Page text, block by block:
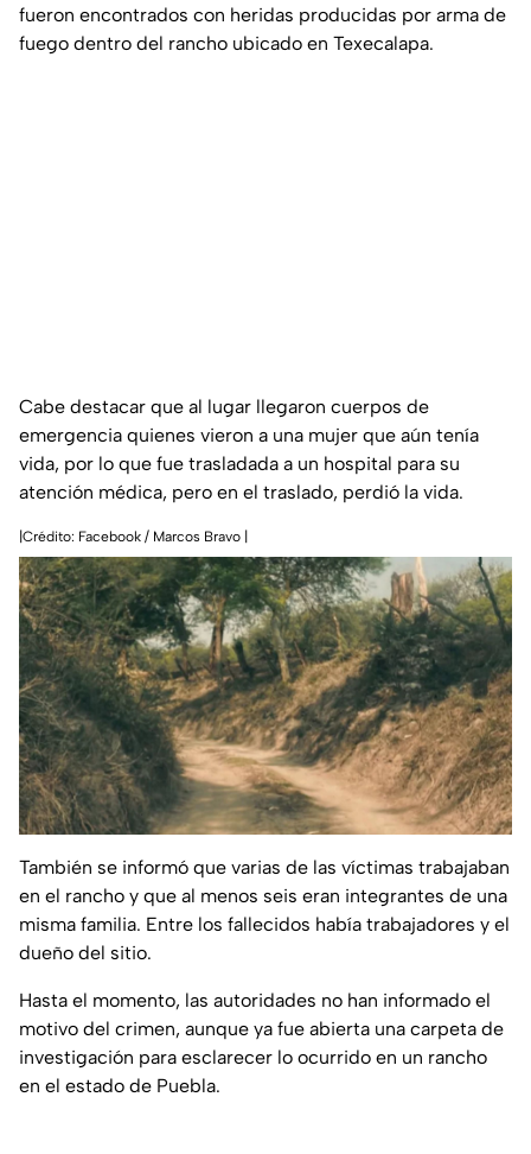
fueron encontrados con heridas producidas por arma de
fuego dentro del rancho ubicado en Texecalapa.
Cabe destacar que al lugar llegaron cuerpos de
emergencia quienes vieron a una mujer que aún tenía
vida, por lo que fue trasladada a un hospital para su
atención médica, pero en el traslado, perdió la vida.
|Crédito: Facebook / Marcos Bravo |
También se informó que varias de las víctimas trabajaban
en el rancho y que al menos seis eran integrantes de una
misma familia. Entre los fallecidos había trabajadores y el
dueño del sitio.
Hasta el momento, las autoridades no han informado el
motivo del crimen, aunque ya fue abierta una carpeta de
investigación para esclarecer lo ocurrido en un rancho
en el estado de Puebla.